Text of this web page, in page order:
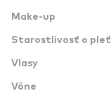
Make-up
Starostlivosť o pleť
Vlasy
Vône